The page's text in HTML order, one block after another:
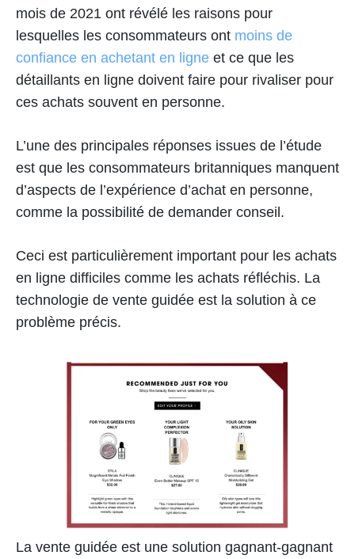
mois de 2021 ont révélé les raisons pour
lesquelles les consommateurs ont moins de
confiance en achetant en ligne et ce que les
détaillants en ligne doivent faire pour rivaliser pour
ces achats souvent en personne.
L’une des principales réponses issues de l’étude
est que les consommateurs britanniques manquent
d’aspects de l’expérience d’achat en personne,
comme la possibilité de demander conseil.
Ceci est particulièrement important pour les achats
en ligne difficiles comme les achats réfléchis. La
technologie de vente guidée est la solution à ce
problème précis.
La vente guidée est une solution gagnant-gagnant